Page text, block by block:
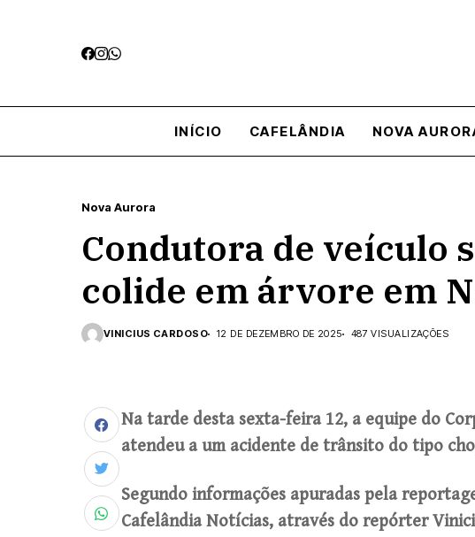
INÍCIO CAFELÂNDIA NOVA
Nova Aurora
Condutora de veículo
colide em árvore em
VINICIUS CARDOSO 12 DE DEZEMBRO DE 2025 487 VISUALIZAÇÕES
Na tarde desta sexta-feira 12, a equipe do
atendeu a um acidente de trânsito do tipo
Segundo informações apuradas pela
Cafelândia Notícias, através do repórter